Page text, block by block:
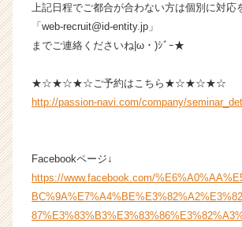
a
r
e
r）
上記日程でご都合が合わない方は個別に対応
「web-recruit@id-entity.jp」
までご連絡くださいね|ω・)ｼﾞｰ★
★☆★☆★☆ご予約はこちら★☆★☆★☆
http://passion-navi.com/company/
Facebookページ↓
https://www.facebook.com/